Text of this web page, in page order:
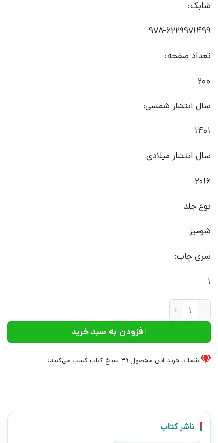
شابک:
978-6229971499
تعداد صفحه:
200
سال انتشار شمسی:
1401
سال انتشار میلادی:
2016
نوع جلد:
شومیز
سری چاپ:
1
کتاب داده های مخرب | انتشارات تاچارا عدد
افزودن به سبد خرید
شما با خرید این محصول 49 سیخ کباب کسب می‌کنید!
ناشر کتاب